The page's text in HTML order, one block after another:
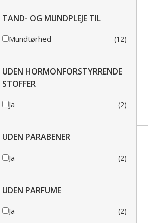
TAND- OG MUNDPLEJE TIL
Mundtørhed (12)
UDEN HORMONFORSTYRRENDE
STOFFER
Ja (2)
UDEN PARABENER
Ja (2)
UDEN PARFUME
Ja (2)